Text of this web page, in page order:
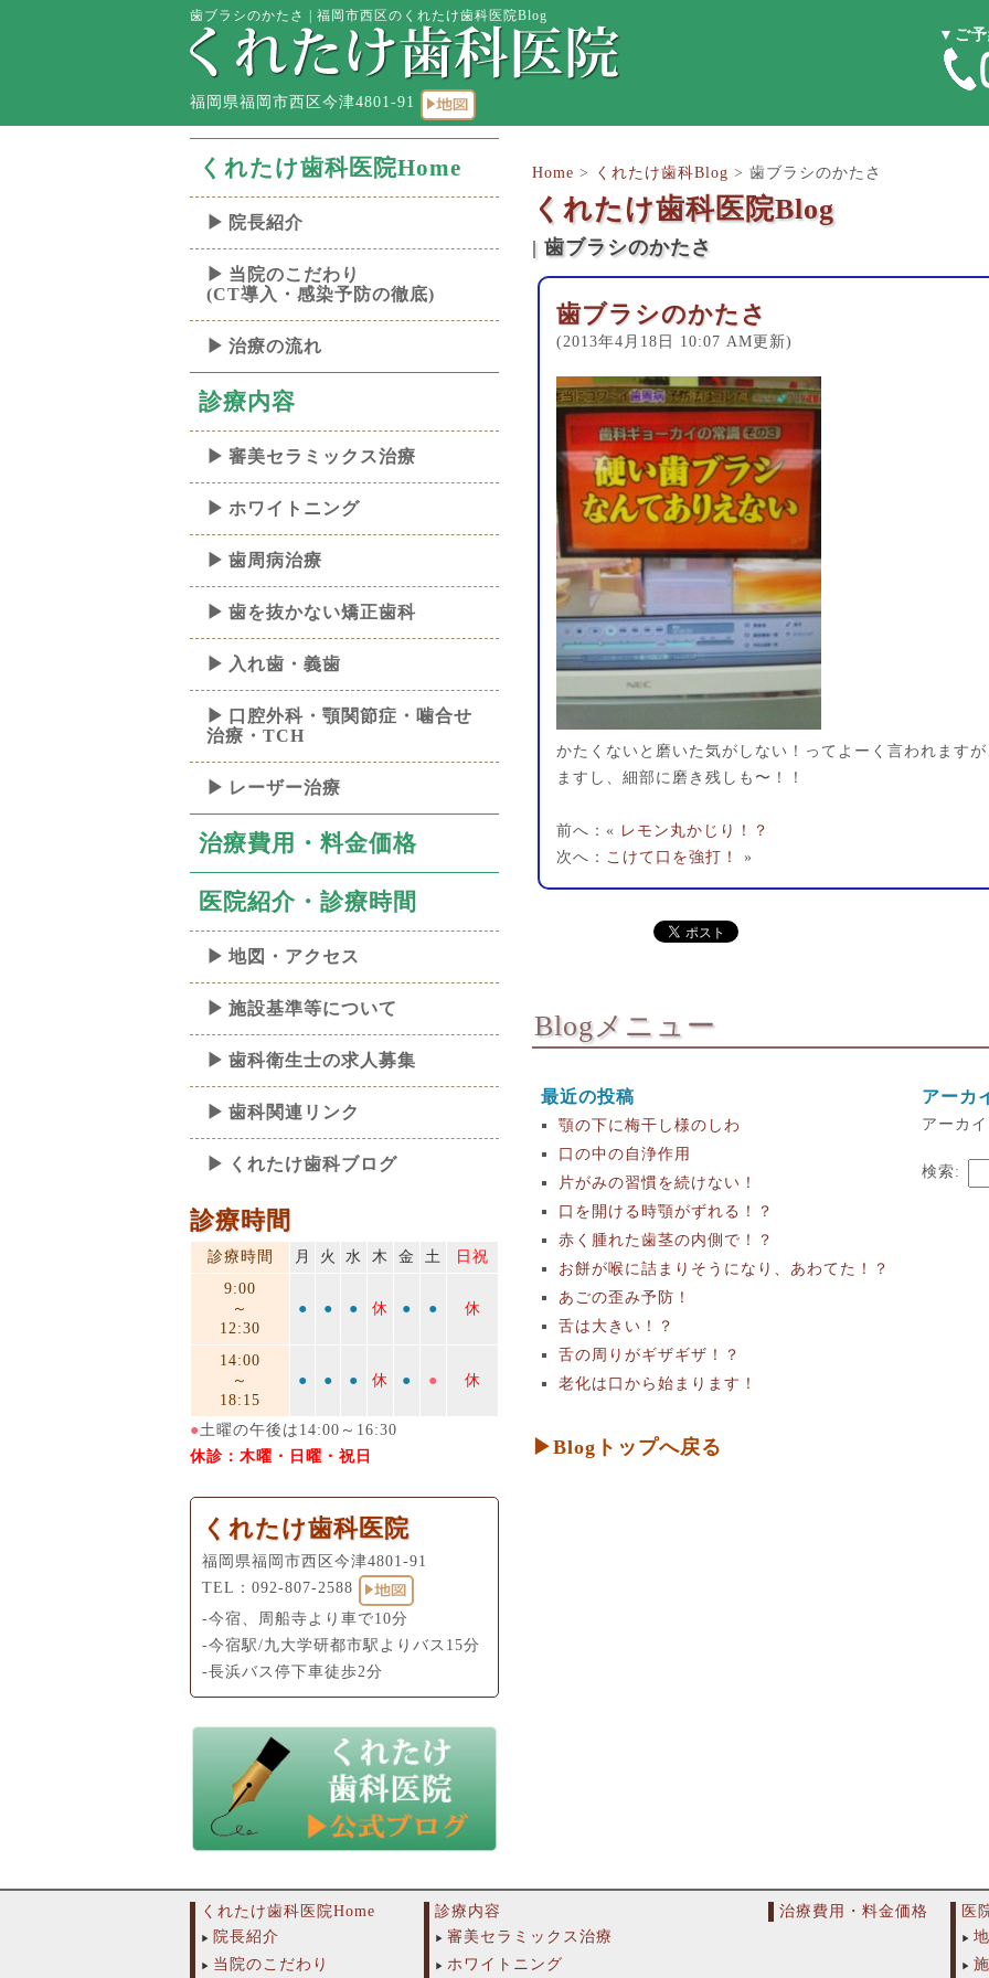
歯ブラシのかたさ | 福岡市西区のくれたけ歯科医院Blog
福岡県福岡市西区今津4801-91
▼ご予
くれたけ歯科医院Home
院長紹介
当院のこだわり
(CT導入・感染予防の徹底)
治療の流れ
診療内容
審美セラミックス治療
ホワイトニング
歯周病治療
歯を抜かない矯正歯科
入れ歯・義歯
口腔外科・顎関節症・噛合せ
治療・TCH
レーザー治療
治療費用・料金価格
医院紹介・診療時間
地図・アクセス
施設基準等について
歯科衛生士の求人募集
歯科関連リンク
くれたけ歯科ブログ
Home > くれたけ歯科Blog > 歯ブラシのかたさ
くれたけ歯科医院Blog
| 歯ブラシのかたさ
歯ブラシのかたさ
(2013年4月18日 10:07 AM更新)
かたくないと磨いた気がしない！ってよーく言われます
ますし、細部に磨き残しも〜！！
前へ：« レモン丸かじり！？
次へ： こけて口を強打！ »
Blogメニュー
最近の投稿
顎の下に梅干し様のしわ
口の中の自浄作用
片がみの習慣を続けない！
口を開ける時顎がずれる！？
赤く腫れた歯茎の内側で！？
お餅が喉に詰まりそうになり、あわてた！？
あごの歪み予防！
舌は大きい！？
舌の周りがギザギザ！？
老化は口から始まります！
アーカ
アーカ
検索:
▶Blogトップへ戻る
診療時間
診療時間 月 火 水 木 金 土
日祝
9:00
～
12:30
● ● ● 休 ● ● 休
14:00
～
18:15
● ● ● 休 ● ● 休
●土曜の午後は14:00～16:30
休診：木曜・日曜・祝日
くれたけ歯科医院
福岡県福岡市西区今津4801-91
TEL： 092-807-2588
-今宿、周船寺より車で10分
-今宿駅/九大学研都市駅よりバス15分
-長浜バス停下車徒歩2分
くれたけ歯科医院Home
院長紹介
当院のこだわり
診療内容
審美セラミックス治療
ホワイトニング
治療費用・料金価格
医